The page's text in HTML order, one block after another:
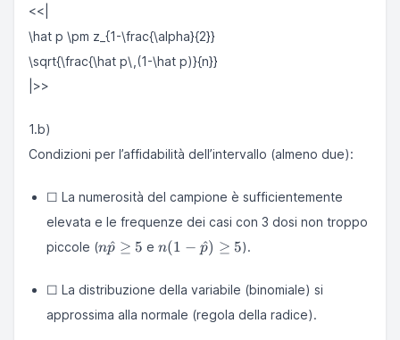
<<|
\hat p \pm z_{1-\frac{\alpha}{2}}
\sqrt{\frac{\hat p\,(1-\hat p)}{n}}
|>>
1.b)
Condizioni per l’affidabilità dell’intervallo (almeno due):
☐ La numerosità del campione è sufficientemente
elevata e le frequenze dei casi con 3 dosi non troppo
piccole (n\hat
np
^ ≥ 5 en(1-
\hat
n(1 − p
^) ≥ 5).
☐ La distribuzione della variabile (binomiale) si
approssima alla normale (regola della radice).